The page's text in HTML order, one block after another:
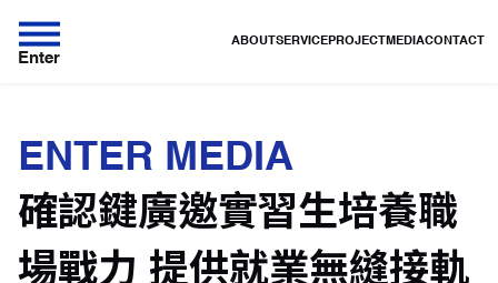
Enter
ABOUT SERVICEPROJECT MEDIACONTACT
ENTER MEDIA
確認鍵廣邀實習生培養職
場戰力 提供就業無縫接軌